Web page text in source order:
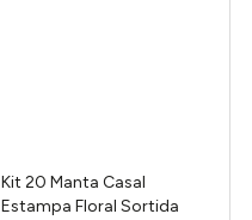
Kit 20 Manta Casal
Estampa Floral Sortida